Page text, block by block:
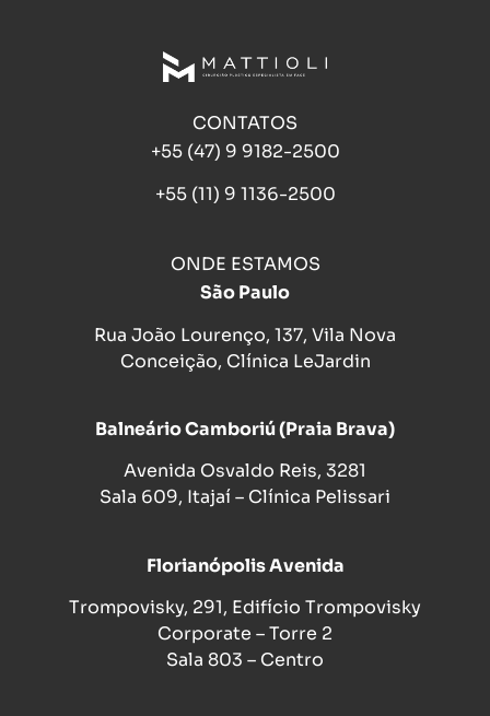
CONTATOS
+55 (47) 9 9182-2500
+55 (11) 9 1136-2500
ONDE ESTAMOS
São Paulo
Rua João Lourenço, 137, Vila Nova
Conceição, Clínica LeJardin
Balneário Camboriú (Praia Brava)
Avenida Osvaldo Reis, 3281
Sala 609, Itajaí – Clínica Pelissari
Florianópolis Avenida
Trompovisky, 291, Edifício Trompovisky
Corporate – Torre 2
Sala 803 – Centro